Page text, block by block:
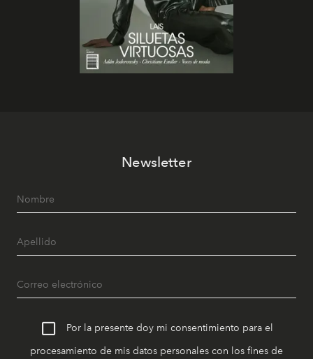
Newsletter
Por la presente doy mi consentimiento para el
procesamiento de mis datos personales con los fines de